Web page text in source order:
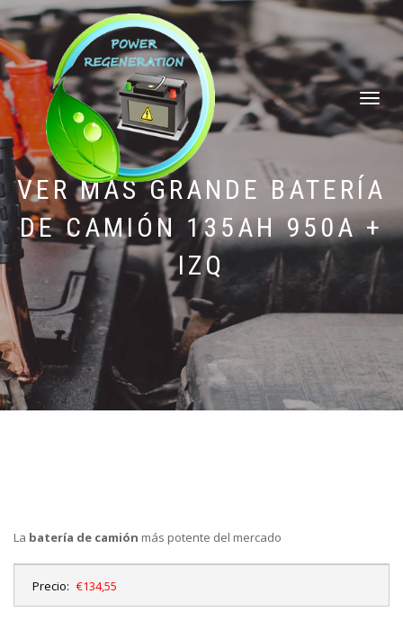
CAMBIAR
VER MÁS GRANDE BATERÍA
DE CAMIÓN 135AH 950A +
IZQ
La batería de camión más potente del mercado
Precio: €134,55